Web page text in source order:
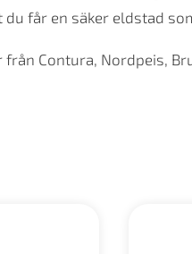
får en säker eldstad
Contura, Nordpeis,